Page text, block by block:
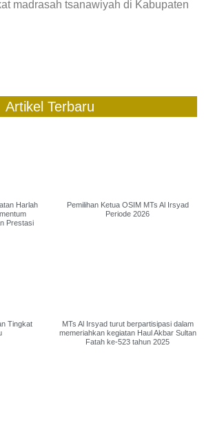
madrasah tsanawiyah di Kabupaten
Artikel Terbaru
Harlah
Prestasi
Pemilihan Ketua OSIM MTs Al Irsyad
Periode 2026
Tingkat
MTs Al Irsyad turut berpartisipasi dalam
memeriahkan kegiatan Haul Akbar Sultan
Fatah ke-523 tahun 2025